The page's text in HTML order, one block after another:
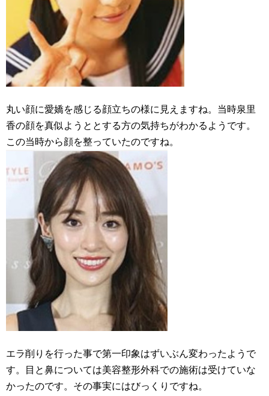
丸い顔に愛嬌を感じる顔立ちの様に見えますね。当時泉里
香の顔を真似ようととする方の気持ちがわかるようです。
この当時から顔を整っていたのですね。
エラ削りを行った事で第一印象はずいぶん変わったようで
す。目と鼻については美容整形外科での施術は受けていな
かったのです。その事実にはびっくりですね。